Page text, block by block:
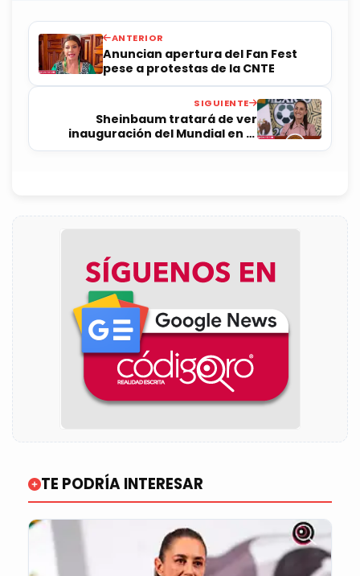
ANTERIOR
Anuncian apertura del Fan Fest
pese a protestas de la CNTE
SIGUIENTE
Sheinbaum tratará de ver
inauguración del Mundial en el
Zócalo
TE PODRÍA INTERESAR